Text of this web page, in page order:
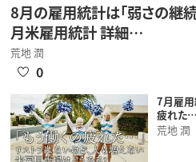
8月の雇用統計は「弱さの継
月米雇用統計 詳細…
荒地 潤
0
7月雇用
疲れた…
荒地 潤